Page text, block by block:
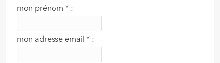
mon prénom* :
mon adresse email* :